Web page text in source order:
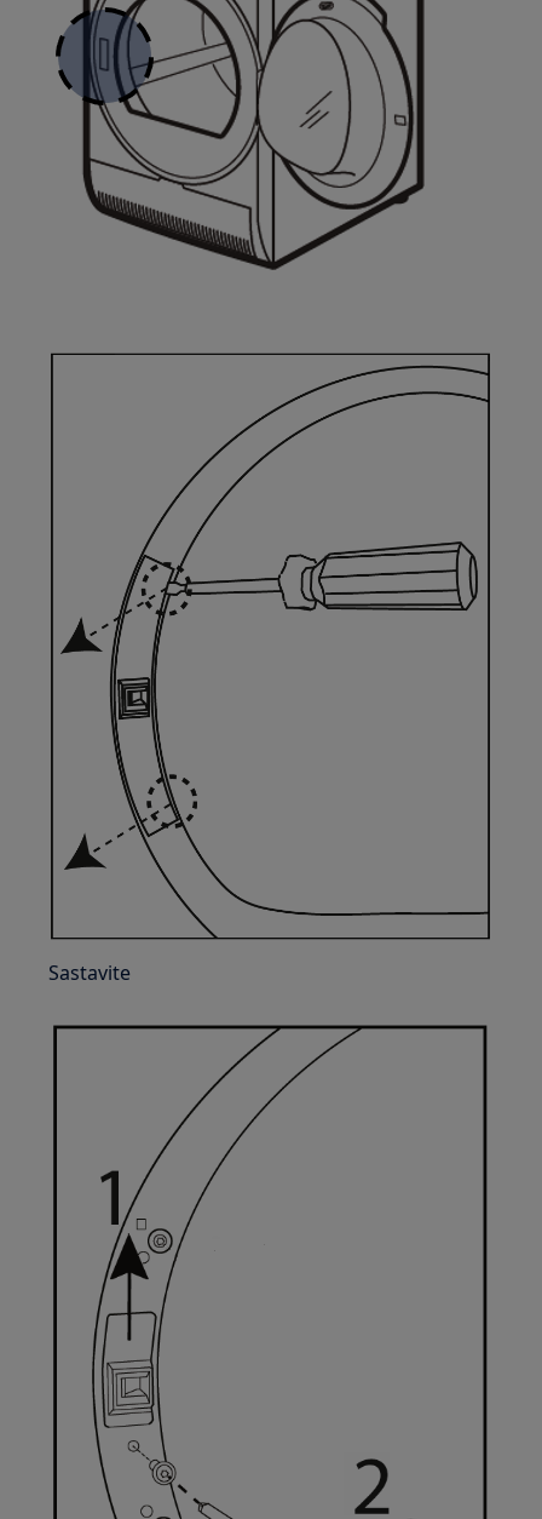
Sastavite